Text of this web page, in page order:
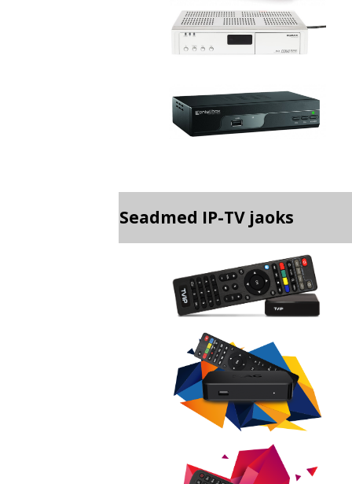
Seadmed IP-TV jaoks